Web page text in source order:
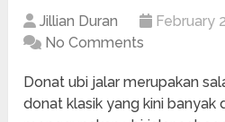
Jillian Duran February
No Comments
Donat ubi jalar merupakan
donat klasik yang kini banyak